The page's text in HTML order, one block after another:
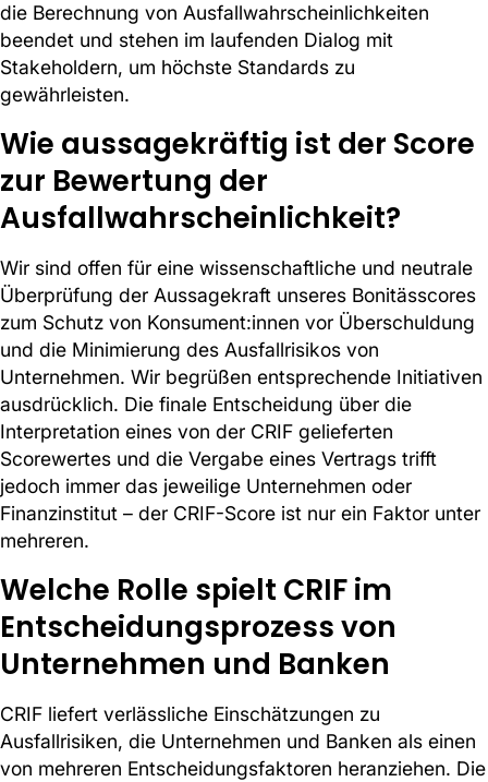
die Berechnung von Ausfallwahrscheinlichkeiten
beendet und stehen im laufenden Dialog mit
Stakeholdern, um höchste Standards zu
gewährleisten.
Wie aussagekräftig ist der Score
zur Bewertung der
Ausfallwahrscheinlichkeit?
Wir sind offen für eine wissenschaftliche und neutrale
Überprüfung der Aussagekraft unseres Bonitässcores
zum Schutz von Konsument:innen vor Überschuldung
und die Minimierung des Ausfallrisikos von
Unternehmen. Wir begrüßen entsprechende Initiativen
ausdrücklich. Die finale Entscheidung über die
Interpretation eines von der CRIF gelieferten
Scorewertes und die Vergabe eines Vertrags trifft
jedoch immer das jeweilige Unternehmen oder
Finanzinstitut – der CRIF-Score ist nur ein Faktor unter
mehreren.
Welche Rolle spielt CRIF im
Entscheidungsprozess von
Unternehmen und Banken
CRIF liefert verlässliche Einschätzungen zu
Ausfallrisiken, die Unternehmen und Banken als einen
von mehreren Entscheidungsfaktoren heranziehen. Die